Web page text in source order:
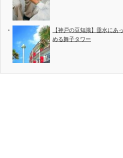
【神戸の豆知識】垂水にあ
める舞子タワー